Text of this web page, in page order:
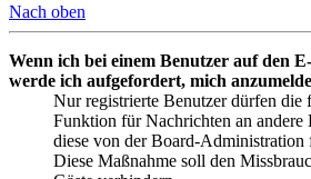
Nach oben
Wenn ich bei einem Benutzer auf den
werde ich aufgefordert, mich
Nur registrierte Benutzer dürfen die
Funktion für Nachrichten an andere
diese von der Board-Administration
Diese Maßnahme soll den